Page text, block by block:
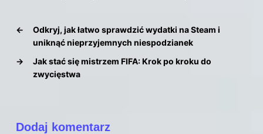
←
Odkryj, jak łatwo sprawdzić wydatki na Steam i
uniknąć nieprzyjemnych niespodzianek
→
Jak stać się mistrzem FIFA: Krok po kroku do
zwycięstwa
Dodaj komentarz